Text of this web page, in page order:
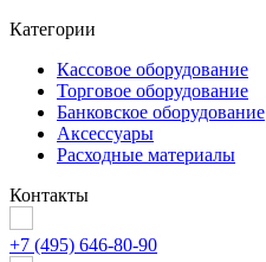
Категории
Кассовое оборудование
Торговое оборудование
Банковское оборудование
Аксессуары
Расходные материалы
Контакты
+7 (495) 646-80-90